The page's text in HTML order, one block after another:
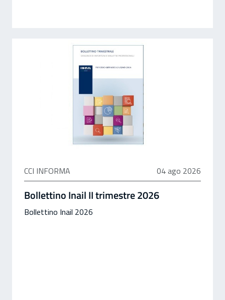
CCI INFORMA 04 agosto 2026
04 ago 2026
Bollettino Inail II trimestre 2026
Bollettino Inail 2026